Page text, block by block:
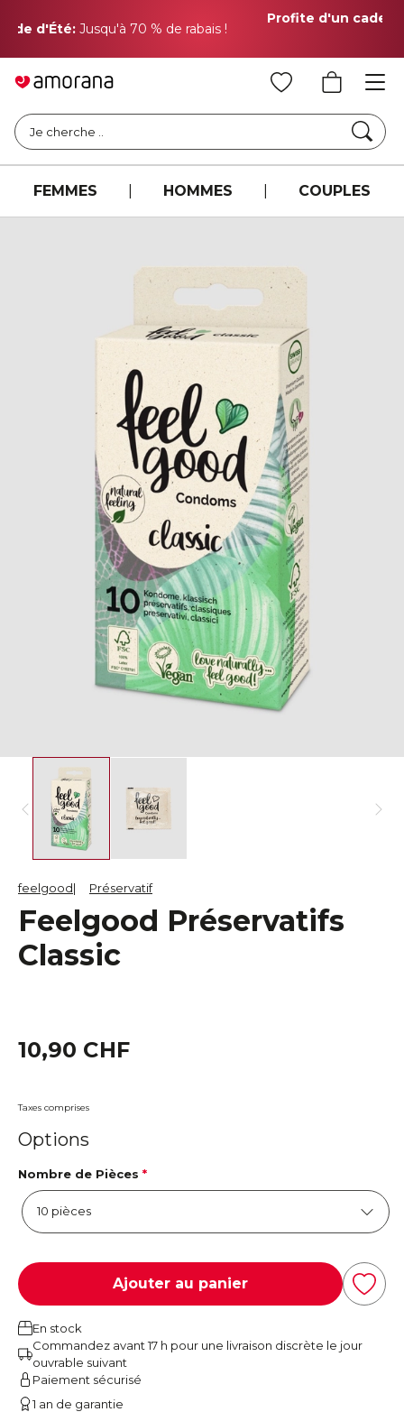
Profite d'un cadeau GRATUIT
pour tout achat de CHF
Je cherche ..
FEMMES HOMMES COUPLES
feelgood Préservatif
Feelgood Préservatifs
Classic
10,90 CHF
Taxes comprises
Options
Nombre de Pièces *
Ajouter au panier
En stock
Commandez avant 17 h pour une livraison discrète le jour
ouvrable suivant
Paiement sécurisé
1 an de garantie